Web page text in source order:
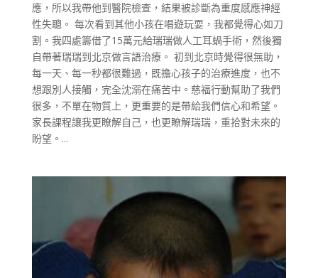
應，所以我帶他到醫院檢查，結果被診斷為重度感應神經
性失聰。 每次看到其他小孩在唱遊玩耍，我都覺得心如刀
割。我四處籌借了15萬元給瑞瑞做人工耳蝸手術，然後獨
自帶著瑞瑞到北京做言語治療。 初到北京時覺得很無助，
每一天、每一秒都很難過，既擔心孩子的治療進度，也不
想跟別人接觸，完全沈溺在痛苦中。慈福行動幫助了我們
很多，不單在物質上，更重要的是帶給我們信心和希望。
家長課程讓我更瞭解自己，也更瞭解瑞瑞，重拾對未來的
盼望。...